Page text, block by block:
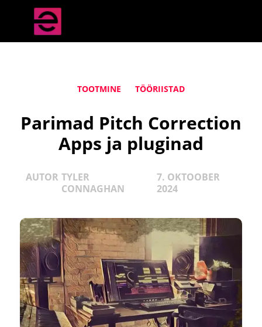
TOOTMINE TÖÖRIISTAD
Parimad Pitch Correction
Apps ja pluginad
AUTOR TYLER
CONNAGHAN
7. OKTOOBER
2024